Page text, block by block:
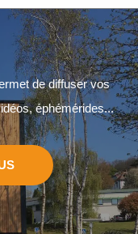
de diffuser vos
éphémérides...